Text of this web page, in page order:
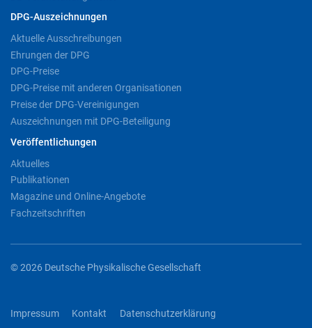
DPG-Auszeichnungen
Aktuelle Ausschreibungen
Ehrungen der DPG
DPG-Preise
DPG-Preise mit anderen Organisationen
Preise der DPG-Vereinigungen
Auszeichnungen mit DPG-Beteiligung
Veröffentlichungen
Aktuelles
Publikationen
Magazine und Online-Angebote
Fachzeitschriften
© 2026 Deutsche Physikalische Gesellschaft
Impressum Kontakt Datenschutzerklärung